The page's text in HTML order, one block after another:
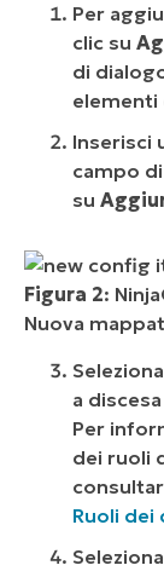
Per
clic su
di
elementi
Inserisci
campo
su
Figura 2:
Nuova
a
Per
dei ruoli
Ruoli dei